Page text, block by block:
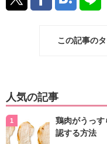
この記事の
人気の記事
鶏肉がうっ
認する方法